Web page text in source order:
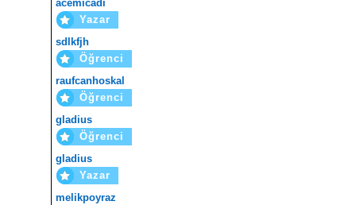
acemicadi
Yazar
sdlkfjh
Öğrenci
raufcanhoskal
Öğrenci
gladius
Öğrenci
gladius
Yazar
melikpoyraz